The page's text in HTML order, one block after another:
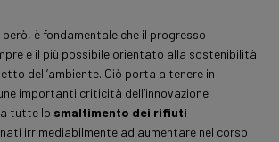
è fondamentale che il progresso
e il più possibile orientato alla sostenibilità
dell’ambiente. Ciò porta a tenere in
importanti criticità dell’innovazione
tutte lo smaltimento dei rifiuti
irrimediabilmente ad aumentare nel corso